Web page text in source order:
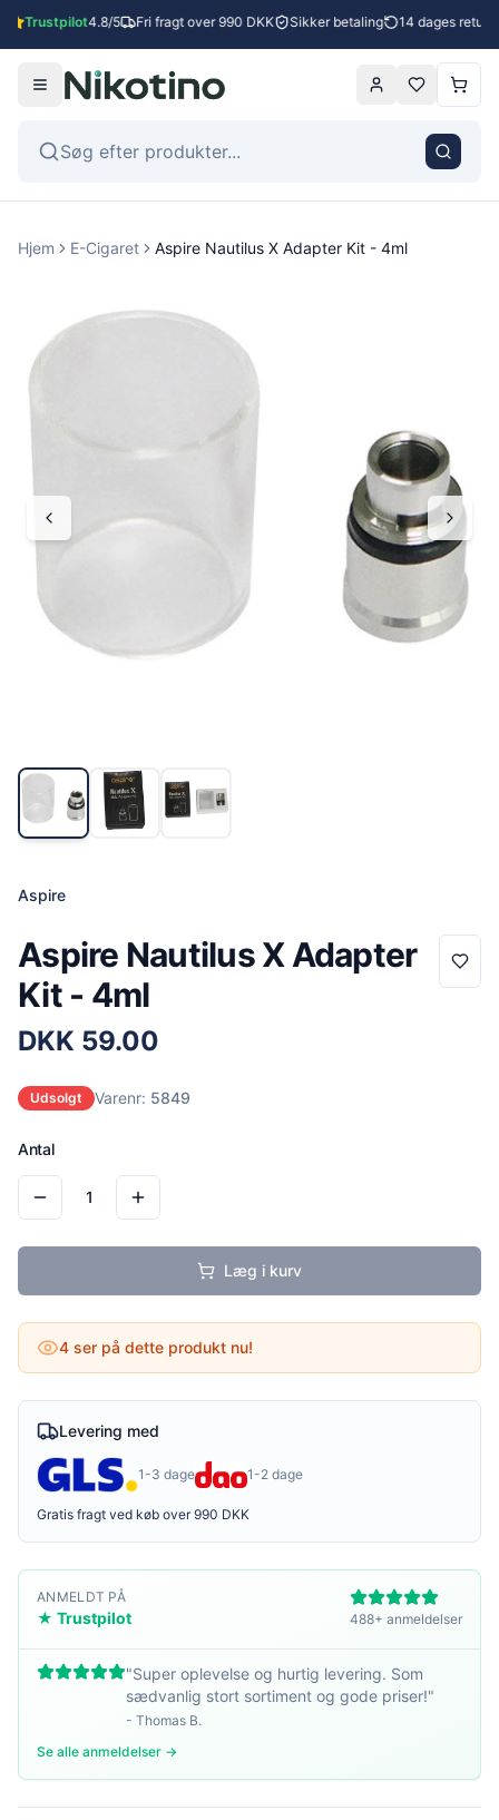
Trustpilot4.8/5 Fri fragt over 990 DKK Sikker betaling 14 dages returret
Hjem E-Cigaret Aspire Nautilus X Adapter Kit - 4ml
Aspire
Aspire Nautilus X Adapter
Kit - 4ml
DKK 59.00
Udsolgt Varenr: 5849
Antal
1
Læg i kurv
4 ser på dette produkt nu!
Levering med
1-3 dage 1-2 dage
Gratis fragt ved køb over 990 DKK
ANMELDT PÅ
★ Trustpilot 488+ anmeldelser
"Super oplevelse og hurtig levering. Som
sædvanlig stort sortiment og gode priser!"
- Thomas B.
Se alle anmeldelser →